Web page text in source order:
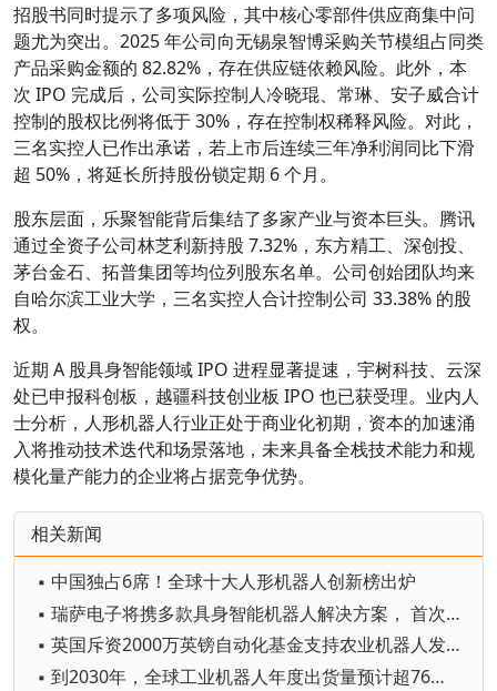
招股书同时提示了多项风险，其中核心零部件供应商集中问
题尤为突出。2025 年公司向无锡泉智博采购关节模组占同类
产品采购金额的 82.82%，存在供应链依赖风险。此外，本
次 IPO 完成后，公司实际控制人冷晓琨、常琳、安子威合计
控制的股权比例将低于 30%，存在控制权稀释风险。对此，
三名实控人已作出承诺，若上市后连续三年净利润同比下滑
超 50%，将延长所持股份锁定期 6 个月。
股东层面，乐聚智能背后集结了多家产业与资本巨头。腾讯
通过全资子公司林芝利新持股 7.32%，东方精工、深创投、
茅台金石、拓普集团等均位列股东名单。公司创始团队均来
自哈尔滨工业大学，三名实控人合计控制公司 33.38% 的股
权。
近期 A 股具身智能领域 IPO 进程显著提速，宇树科技、云深
处已申报科创板，越疆科技创业板 IPO 也已获受理。业内人
士分析，人形机器人行业正处于商业化初期，资本的加速涌
入将推动技术迭代和场景落地，未来具备全栈技术能力和规
模化量产能力的企业将占据竞争优势。
相关新闻
▪ 中国独占6席！全球十大人形机器人创新榜出炉
▪ 瑞萨电子将携多款具身智能机器人解决方案， 首次亮相2026中国具身智能机器人产业大会
▪ 英国斥资2000万英镑自动化基金支持农业机器人发展
▪ 到2030年，全球工业机器人年度出货量预计超76万台